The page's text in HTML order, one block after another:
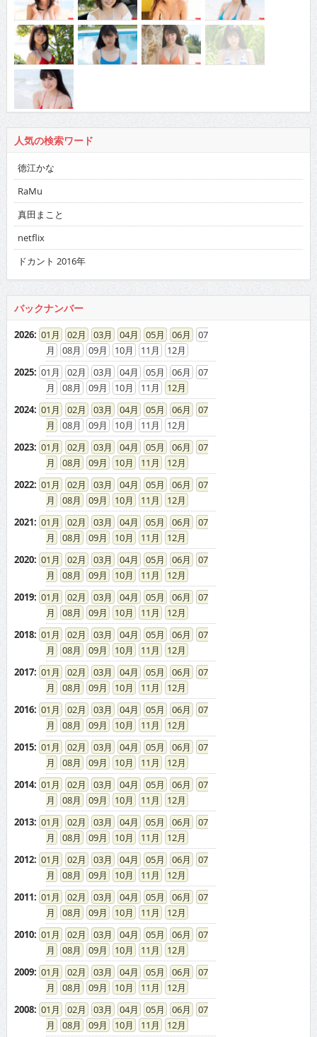
人気の検索ワード
徳江かな
RaMu
真田まこと
netflix
ドカント 2016年
バックナンバー
2026: 01 02 03 04 05 06
07
08
09 10 11
12
2025: 01 02 03 04 05 06
07
08
09 10 11
12
2024: 01 02 03 04 05 06
07
08
09 10 11
12
2023: 01 02 03 04 05 06
07
08
09 10 11
12
2022: 01 02 03 04 05 06
07
08
09 10 11
12
2021: 01 02 03 04 05 06
07
08
09 10 11
12
2020: 01 02 03 04 05 06
07
08
09 10 11
12
2019: 01 02 03 04 05 06
07
08
09 10 11
12
2018: 01 02 03 04 05 06
07
08
09 10 11
12
2017: 01 02 03 04 05 06
07
08
09 10 11
12
2016: 01 02 03 04 05 06
07
08
09 10 11
12
2015: 01 02 03 04 05 06
07
08
09 10 11
12
2014: 01 02 03 04 05 06
07
08
09 10 11
12
2013: 01 02 03 04 05 06
07
08
09 10 11
12
2012: 01 02 03 04 05 06
07
08
09 10 11
12
2011: 01 02 03 04 05 06
07
08
09 10 11
12
2010: 01 02 03 04 05 06
07
08
09 10 11
12
2009: 01 02 03 04 05 06
07
08
09 10 11
12
2008: 01 02 03 04 05 06
07
08
09 10 11
12